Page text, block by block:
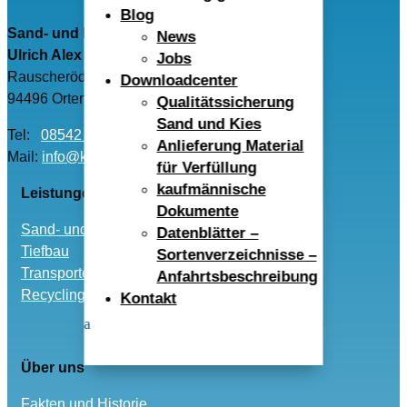
Blog
News
Jobs
Downloadcenter
Qualitätssicherung
Sand und Kies
Anlieferung Material
für Verfüllung
kaufmännische
Dokumente
Datenblätter –
Sortenverzeichnisse –
Anfahrtsbeschreibung
Kontakt
Sand- und Kieswerk Rauscheröd
Ulrich Alex GmbH
Rauscheröd 4
94496 Ortenburg
Tel: 08542 – 96040
Mail: info@kwr-alex.de
Leistungen
Sand- und Kies
Tiefbau
Transporte
Recycling und Entsorgung
Über uns